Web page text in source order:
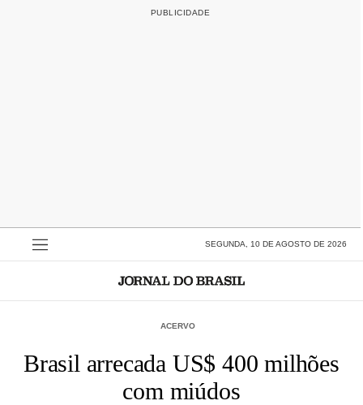
SEGUNDA, 10 DE AGOSTO DE 2026
ACERVO
Brasil arrecada US$ 400 milhões
com miúdos